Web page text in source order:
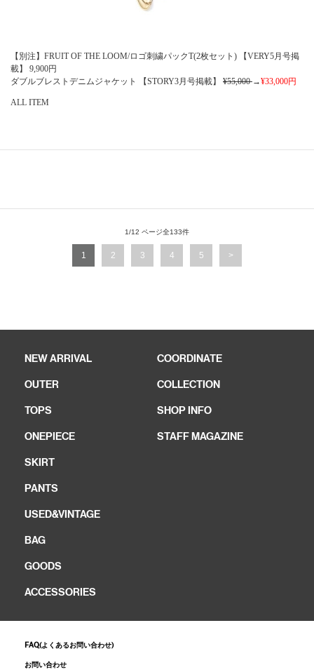
【別注】FRUIT OF THE LOOM/ロゴ刺繍パックT(2枚セット) 【VERY5月号掲
載】 9,900円
ダブルブレストデニムジャケット 【STORY3月号掲載】 ¥55,000→¥33,000円
ALL ITEM
1/12 ページ全133件
1 2 3 4 5 >
NEW ARRIVAL
OUTER
TOPS
ONEPIECE
SKIRT
PANTS
USED&VINTAGE
BAG
GOODS
ACCESSORIES
COORDINATE
COLLECTION
SHOP INFO
STAFF MAGAZINE
FAQ(よくあるお問い合わせ)
お問い合わせ